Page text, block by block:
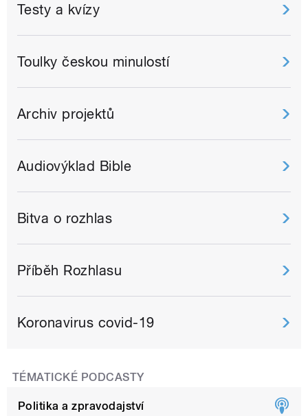
Testy a kvízy
Toulky českou minulostí
Archiv projektů
Audiovýklad Bible
Bitva o rozhlas
Příběh Rozhlasu
Koronavirus covid-19
TÉMATICKÉ PODCASTY
Politika a zpravodajství